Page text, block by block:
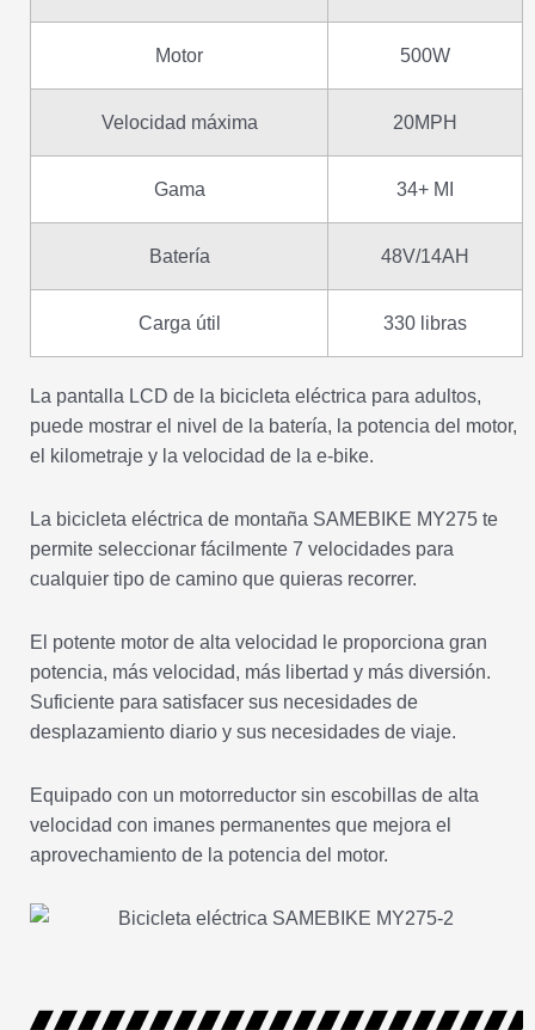
Motor 500W
Velocidad máxima 20MPH
Gama 34+ MI
Batería 48V/14AH
Carga útil 330 libras
La pantalla LCD de la bicicleta eléctrica para adultos,
puede mostrar el nivel de la batería, la potencia del motor,
el kilometraje y la velocidad de la e-bike.
La bicicleta eléctrica de montaña SAMEBIKE MY275 te
permite seleccionar fácilmente 7 velocidades para
cualquier tipo de camino que quieras recorrer.
El potente motor de alta velocidad le proporciona gran
potencia, más velocidad, más libertad y más diversión.
Suficiente para satisfacer sus necesidades de
desplazamiento diario y sus necesidades de viaje.
Equipado con un motorreductor sin escobillas de alta
velocidad con imanes permanentes que mejora el
aprovechamiento de la potencia del motor.